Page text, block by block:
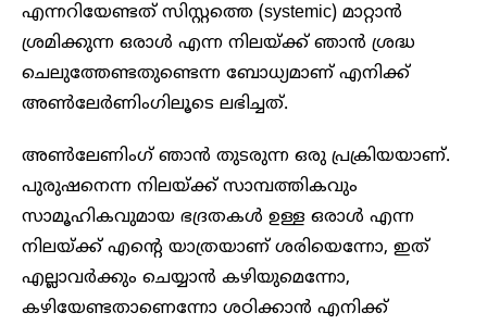
എന്നറിയേണ്ടത് സിസ്റ്റത്തെ (systemic) മാറ്റാൻ
ശ്രമിക്കുന്ന ഒരാൾ എന്ന നിലയ്ക്ക് ഞാൻ ശ്രദ്ധ
ചെലുത്തേണ്ടതുണ്ടെന്ന ബോധ്യമാണ് എനിക്ക്
അൺലേർണിംഗിലൂടെ ലഭിച്ചത്.
അൺലേണിംഗ് ഞാൻ തുടരുന്ന ഒരു പ്രക്രിയയാണ്.
പുരുഷനെന്ന നിലയ്ക്ക് സാമ്പത്തികവും
സാമൂഹികവുമായ ഭദ്രതകൾ ഉള്ള ഒരാൾ എന്ന
നിലയ്ക്ക് എന്റെ യാത്രയാണ് ശരിയെന്നോ, ഇത്
എല്ലാവർക്കും ചെയ്യാൻ കഴിയുമെന്നോ,
കഴിയേണ്ടതാണെന്നോ ശഠിക്കാൻ എനിക്ക്